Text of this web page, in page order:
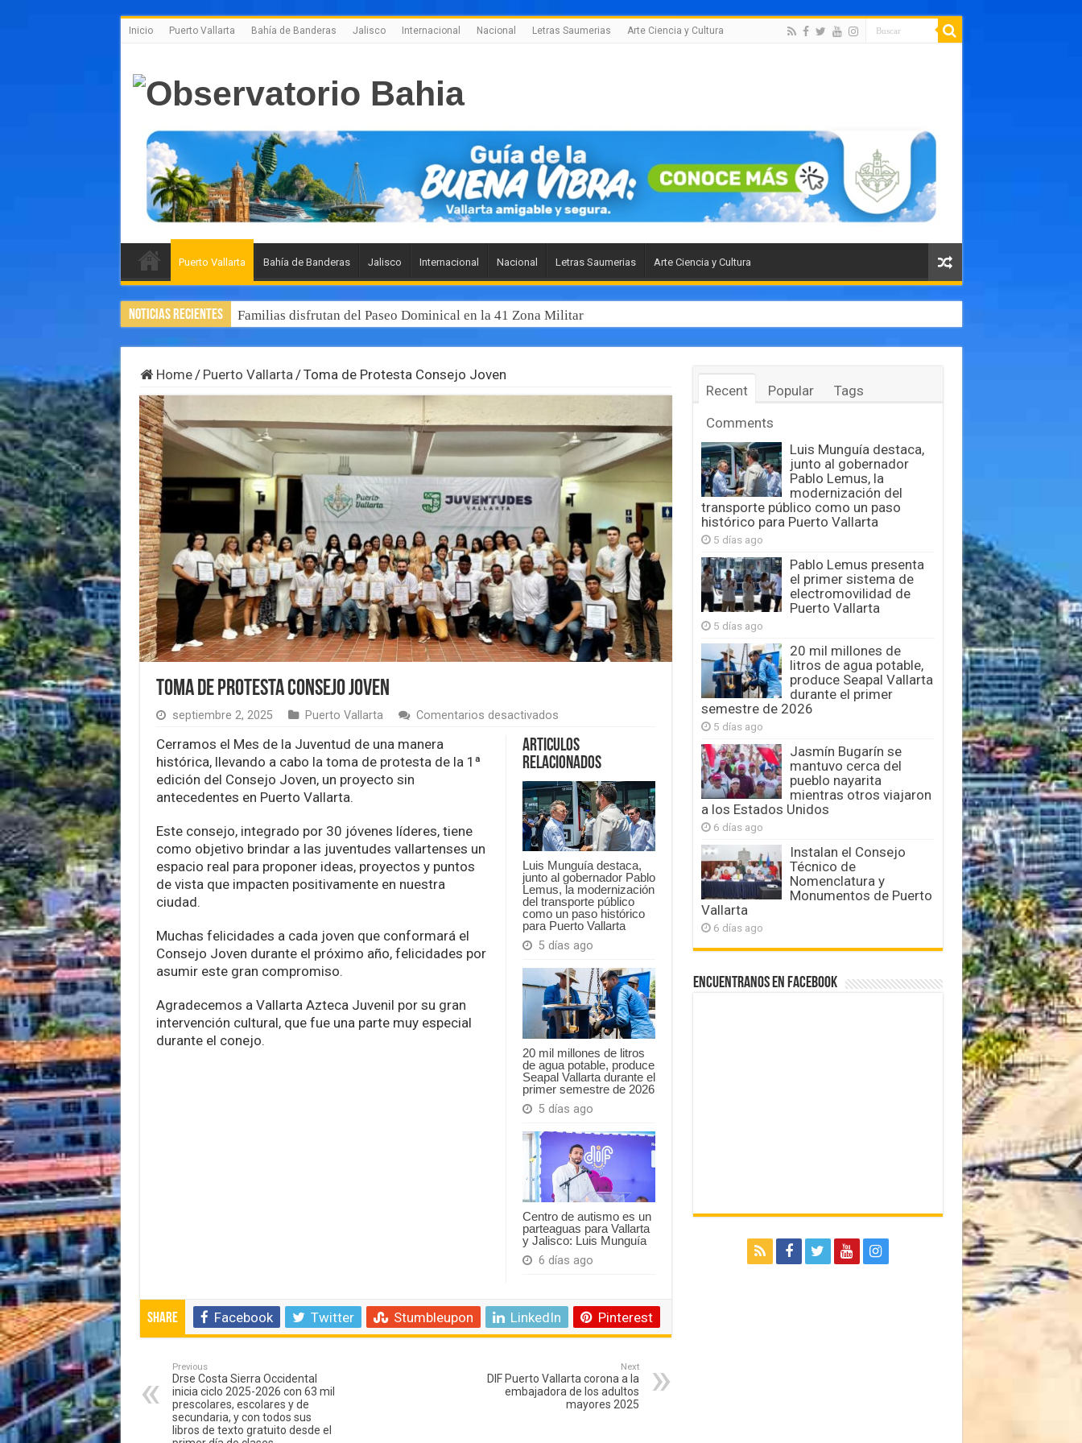
Inicio Puerto Vallarta Bahía de Banderas Jalisco Internacional Nacional Letras Saumerias Arte Ciencia y Cultura
Puerto Vallarta Bahía de Banderas Jalisco Internacional Nacional Letras Saumerias Arte Ciencia y Cultura
Noticias Recientes Familias disfrutan del Paseo Dominical en la 41 Zona Militar
Home / Puerto Vallarta /Toma de Protesta Consejo Joven
Toma de Protesta Consejo Joven
septiembre 2, 2025 Puerto Vallarta Comentarios desactivadosen
de
Protesta
Consejo
Joven
Articulos
Relacionados
Luis Munguía destaca,
junto al gobernador Pablo
Lemus, la modernización
del transporte público
como un paso histórico
para Puerto Vallarta
5 días ago
20 mil millones de litros
de agua potable, produce
Seapal Vallarta durante el
primer semestre de 2026
5 días ago
Centro de autismo es un
parteaguas para Vallarta
y Jalisco: Luis Munguía
6 días ago
Cerramos el Mes de la Juventud de una manera
histórica, llevando a cabo la toma de protesta de la 1ª
edición del Consejo Joven, un proyecto sin
antecedentes en Puerto Vallarta.
Este consejo, integrado por 30 jóvenes líderes, tiene
como objetivo brindar a las juventudes vallartenses un
espacio real para proponer ideas, proyectos y puntos
de vista que impacten positivamente en nuestra
ciudad.
Muchas felicidades a cada joven que conformará el
Consejo Joven durante el próximo año, felicidades por
asumir este gran compromiso.
Agradecemos a Vallarta Azteca Juvenil por su gran
intervención cultural, que fue una parte muy especial
durante el conejo.
Share Facebook Twitter Stumbleupon LinkedIn Pinterest
Previous
Drse Costa Sierra Occidental
inicia ciclo 2025-2026 con 63 mil
prescolares, escolares y de
secundaria, y con todos sus
libros de texto gratuito desde el
Next
DIF Puerto Vallarta corona a la
embajadora de los adultos
mayores 2025
Recent Popular
Tags
Comments
Luis Munguía destaca,
junto al gobernador
Pablo Lemus, la
modernización del
transporte público como un paso
histórico para Puerto Vallarta
5 días ago
Pablo Lemus presenta
el primer sistema de
electromovilidad de
Puerto Vallarta
5 días ago
20 mil millones de
litros de agua potable,
produce Seapal Vallarta
durante el primer
semestre de 2026
5 días ago
Jasmín Bugarín se
mantuvo cerca del
pueblo nayarita
mientras otros viajaron
a los Estados Unidos
6 días ago
Instalan el Consejo
Técnico de
Nomenclatura y
Monumentos de Puerto
Vallarta
6 días ago
Encuentranos en Facebook